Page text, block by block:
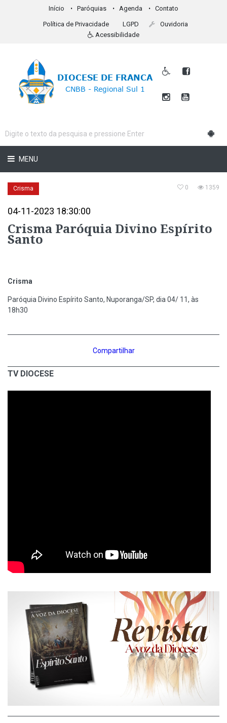
Início Paróquias Agenda Contato
Política de Privacidade LGPD
Ouvidoria
Acessibilidade
MENU
Crisma
04-11-2023 18:30:00
0 1359
Crisma Paróquia Divino Espírito
Santo
Crisma
Paróquia Divino Espírito Santo, Nuporanga/SP, dia 04/ 11, às
18h30
Compartilhar
TV DIOCESE